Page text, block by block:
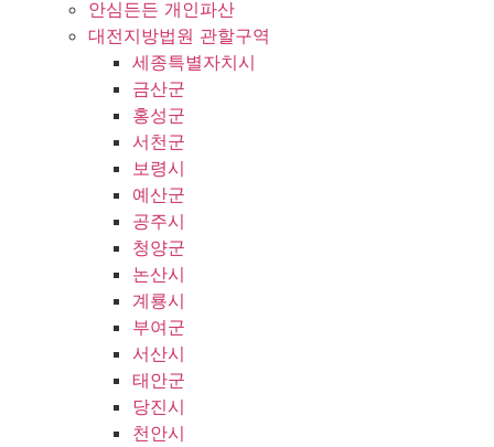
안심든든 개인파산
대전지방법원 관할구역
세종특별자치시
금산군
홍성군
서천군
보령시
예산군
공주시
청양군
논산시
계룡시
부여군
서산시
태안군
당진시
천안시